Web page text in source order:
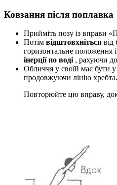
Ковзання після поплавка
Прийміть позу із вправи
Потім відштовхніться від
горизонтальне положення і
інерції по воді, рахуючи
Обличчя у своїй має бути
продовжуючи лінію хребта.
Повторюйте цю вправу,